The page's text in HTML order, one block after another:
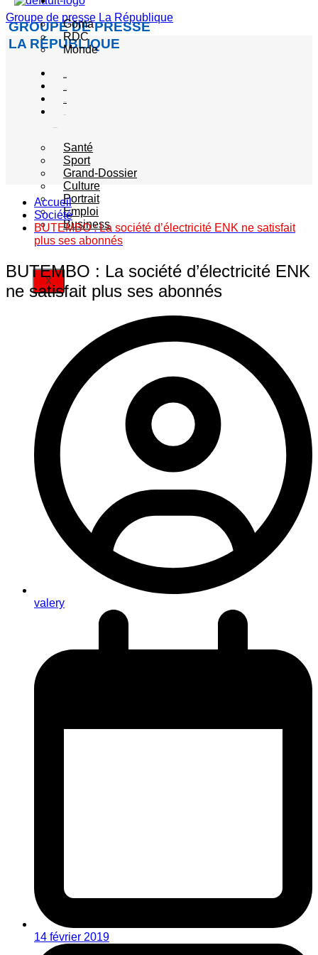
Groupe de presse La République
GROUPE DE PRESSE
LA RÉPUBLIQUE
Goma
RDC
Monde
Santé
Sport
Grand-Dossier
Culture
Portrait
Emploi
Business
X
Accueil
Société
BUTEMBO : La société d’électricité ENK ne satisfait
plus ses abonnés
BUTEMBO : La société d’électricité ENK
ne satisfait plus ses abonnés
valery
14 février 2019